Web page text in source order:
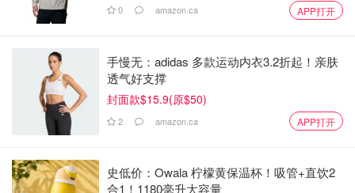
0 amazon.ca APP打开
手慢无：adidas 多款运动内衣3.2折起！亲肤
透气好支撑
封面款$15.9(原$50)
2 amazon.ca APP打开
史低价：Owala 柠檬黄保温杯！吸管+直饮2
合1！1180毫升大容量